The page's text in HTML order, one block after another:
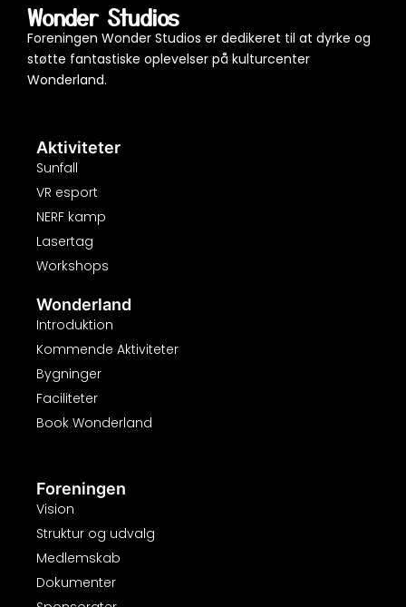
Wonder Studios
Foreningen Wonder Studios er dedikeret til at dyrke og
støtte fantastiske oplevelser på kulturcenter
Wonderland.
Aktiviteter
Sunfall
VR esport
NERF kamp
Lasertag
Workshops
Wonderland
Introduktion
Kommende Aktiviteter
Bygninger
Faciliteter
Book Wonderland
Foreningen
Vision
Struktur og udvalg
Medlemskab
Dokumenter